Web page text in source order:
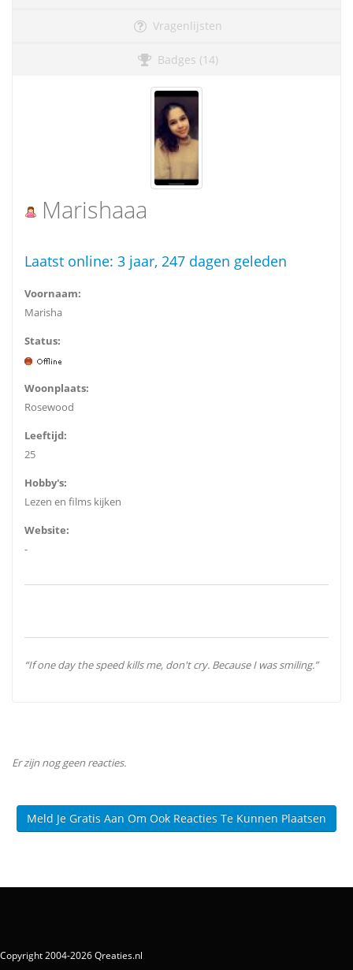
Vragenlijsten
Badges (14)
Marishaaa
Laatst online: 3 jaar, 247 dagen geleden
Voornaam:
Marisha
Status:
Woonplaats:
Rosewood
Leeftijd:
25
Hobby's:
Lezen en films kijken
Website:
-
“If one day the speed kills me, don't cry. Because I was smiling.”
Er zijn nog geen reacties.
Meld Je Gratis Aan Om Ook Reacties Te Kunnen Plaatsen
Copyright 2004-2026 Qreaties.nl